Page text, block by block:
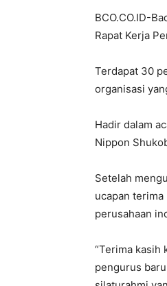
BCO.CO.ID-
Rapat Kerja
Terdapat 30
organisasi
Hadir dalam
Nippon
Setelah
ucapan
perusahaan
“Terima kasih
pengurus